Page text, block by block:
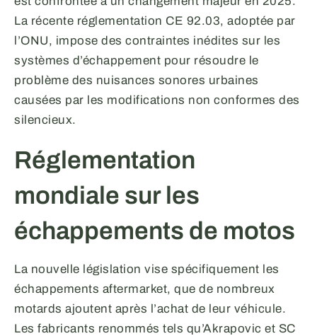
La récente réglementation CE 92.03, adoptée par
l’ONU, impose des contraintes inédites sur les
systèmes d’échappement pour résoudre le
problème des nuisances sonores urbaines
causées par les modifications non conformes des
silencieux.
Réglementation
mondiale sur les
échappements de motos
La nouvelle législation vise spécifiquement les
échappements aftermarket, que de nombreux
motards ajoutent après l’achat de leur véhicule.
Les fabricants renommés tels qu’Akrapovic et SC